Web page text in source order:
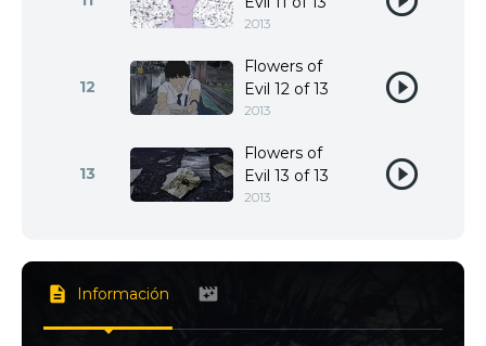
2013
12
Flowers of
Evil 12 of 13
2013
13
Flowers of
Evil 13 of 13
2013
Información